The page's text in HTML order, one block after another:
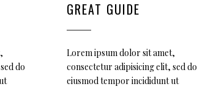
do
GREAT GUIDE
Lorem ipsum dolor sit amet,
consectetur adipisicing elit, sed do
eiusmod tempor incididunt ut